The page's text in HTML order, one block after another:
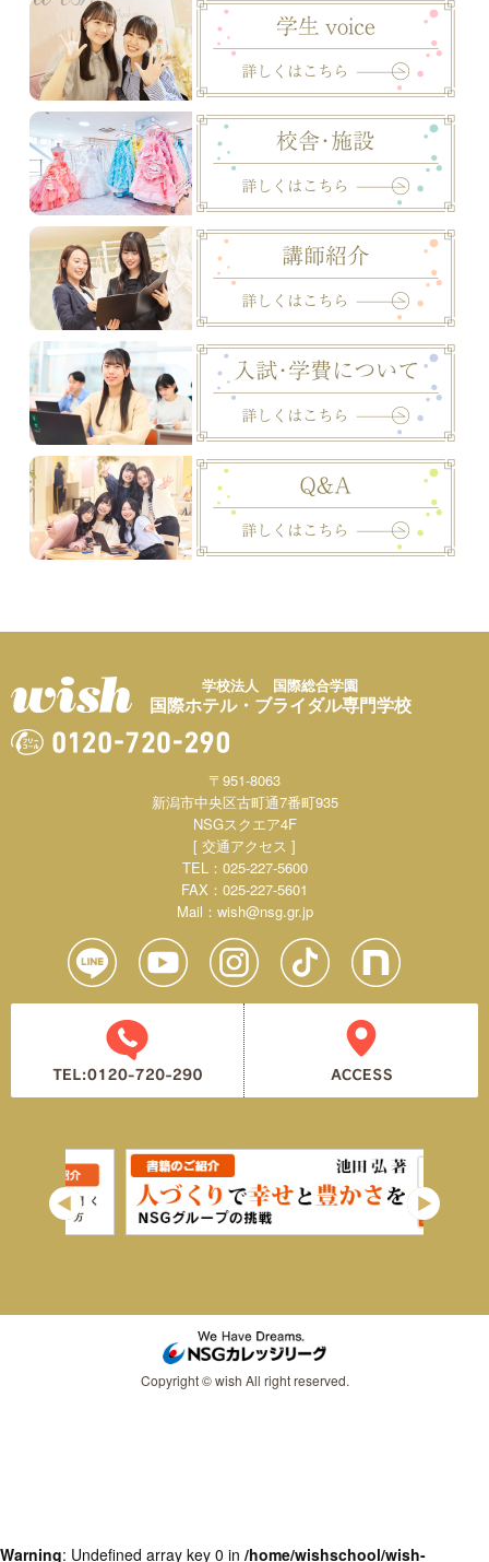
学校法人 国際総合学園
国際ホテル・ブライダル専門学校
〒951-8063
新潟市中央区古町通7番町935
NSGスクエア4F
[ 交通アクセス ]
TEL：025-227-5600
FAX：025-227-5601
Mail： wish@nsg.gr.jp
Copyright © wish All right reserved.
Warning: Undefined array key 0 in /home/wishschool/wish-